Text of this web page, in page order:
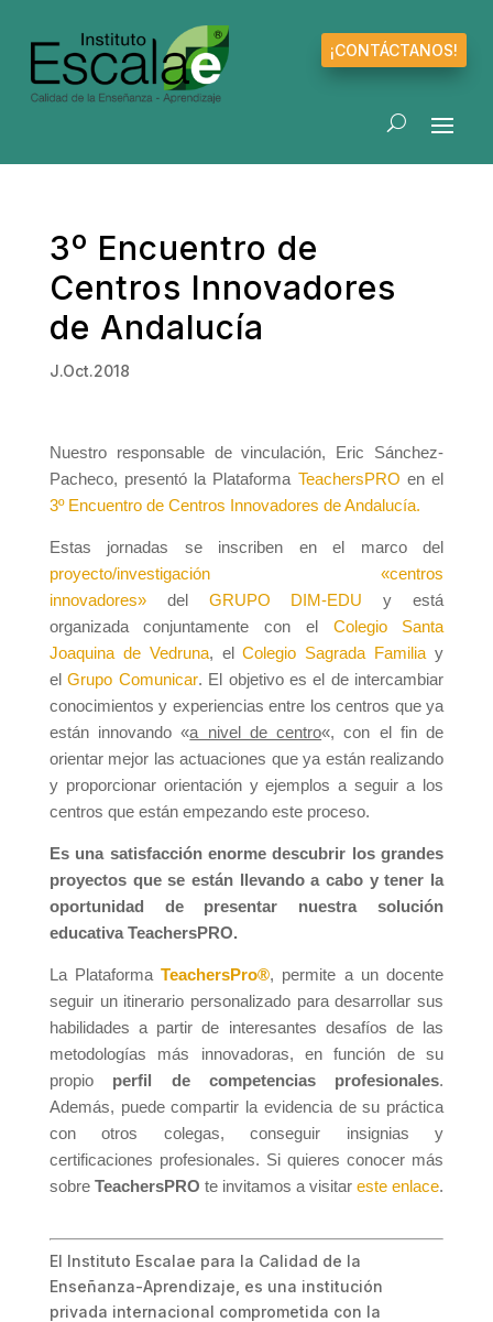
¡CONTÁCTANOS!
3º Encuentro de
Centros Innovadores
de Andalucía
J.Oct.2018
Nuestro responsable de vinculación, Eric Sánchez-
Pacheco, presentó la Plataforma TeachersPRO en el
3º Encuentro de Centros Innovadores de Andalucía.
Estas jornadas se inscriben en el marco del
proyecto/investigación «centros
innovadores»del GRUPO DIM-EDU y está
organizada conjuntamente con el Colegio Santa
Joaquina de Vedruna, elColegio Sagrada Familia y
elGrupo Comunicar. El objetivo es el de intercambiar
conocimientos y experiencias entre los centros que ya
están innovando «a nivel de centro«, con el fin de
orientar mejor las actuaciones que ya están realizando
y proporcionar orientación y ejemplos a seguir a los
centros que están empezando este proceso.
Es una satisfacción enorme descubrir los grandes
proyectos que se están llevando a cabo y tener la
oportunidad de presentar nuestra solución
educativa TeachersPRO.
La PlataformaTeachersPro®, permite a un docente
seguir un itinerario personalizado para desarrollar sus
habilidades a partir de interesantes desafíos de las
metodologías más innovadoras, en función de su
propio perfil de competencias profesionales.
Además, puede compartir la evidencia de su práctica
con otros colegas, conseguir insignias y
certificaciones profesionales. Si quieres conocer más
sobre TeachersPRO te invitamos a visitar este enlace.
El Instituto Escalae para la Calidad de la
Enseñanza-Aprendizaje, es una institución
privada internacional comprometida con la